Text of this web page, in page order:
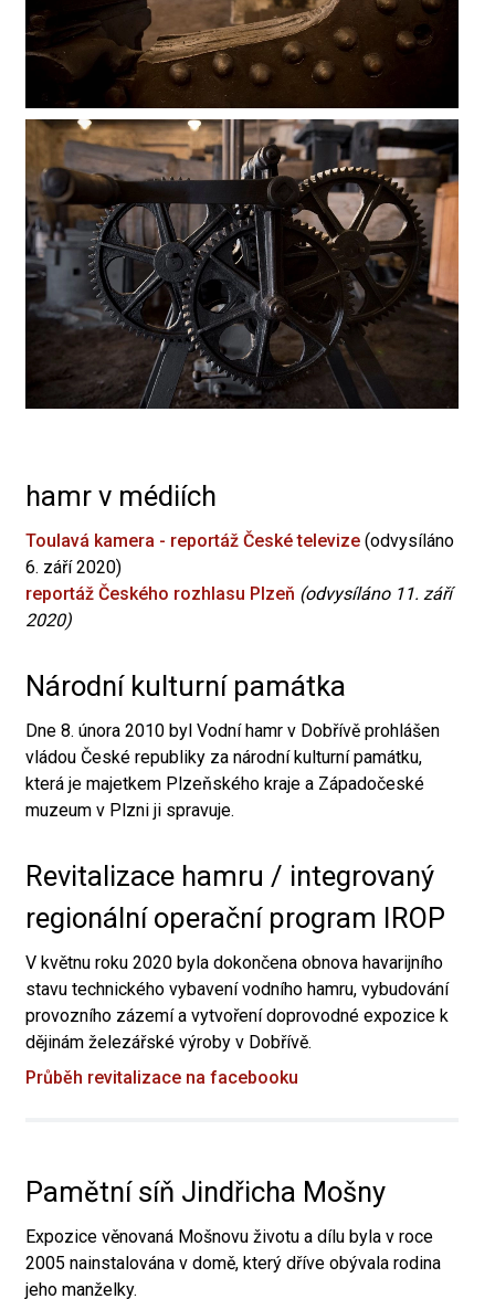
hamr v médiích
Toulavá kamera - reportáž České televize (odvysíláno
6. září 2020)
reportáž Českého rozhlasu Plzeň (odvysíláno 11. září
2020)
Národní kulturní památka
Dne 8. února 2010 byl Vodní hamr v Dobřívě prohlášen
vládou České republiky za národní kulturní památku,
která je majetkem Plzeňského kraje a Západočeské
muzeum v Plzni ji spravuje.
Revitalizace hamru / integrovaný
regionální operační program IROP
V květnu roku 2020 byla dokončena obnova havarijního
stavu technického vybavení vodního hamru, vybudování
provozního zázemí a vytvoření doprovodné expozice k
dějinám železářské výroby v Dobřívě.
Průběh revitalizace na facebooku
Pamětní síň Jindřicha Mošny
Expozice věnovaná Mošnovu životu a dílu byla v roce
2005 nainstalována v domě, který dříve obývala rodina
jeho manželky.